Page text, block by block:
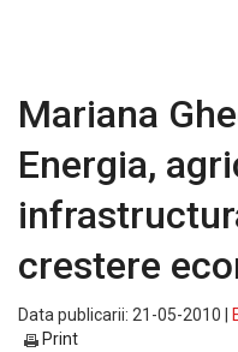
Mariana
Energia,
crestere
Data publicarii: 21-05-2010 |
Print